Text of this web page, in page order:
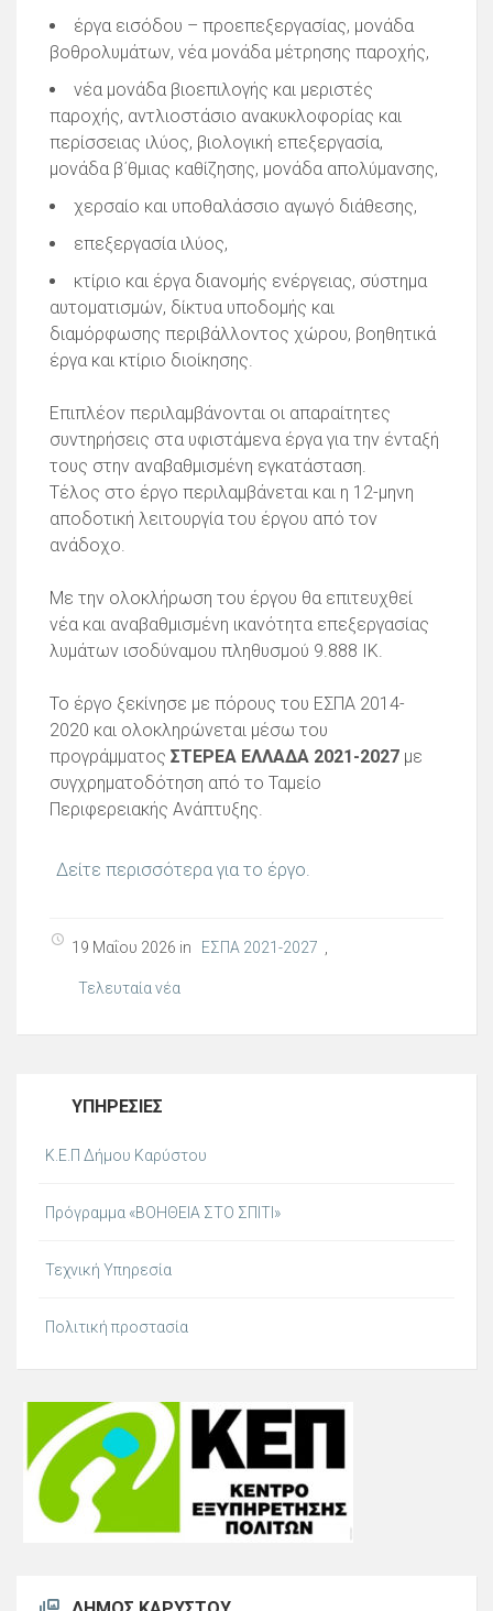
έργα εισόδου – προεπεξεργασίας, μονάδα
βοθρολυμάτων, νέα μονάδα μέτρησης παροχής,
νέα μονάδα βιοεπιλογής και μεριστές
παροχής, αντλιοστάσιο ανακυκλοφορίας και
περίσσειας ιλύος, βιολογική επεξεργασία,
μονάδα β΄θμιας καθίζησης, μονάδα απολύμανσης,
χερσαίο και υποθαλάσσιο αγωγό διάθεσης,
επεξεργασία ιλύος,
κτίριο και έργα διανομής ενέργειας, σύστημα
αυτοματισμών, δίκτυα υποδομής και
διαμόρφωσης περιβάλλοντος χώρου, βοηθητικά
έργα και κτίριο διοίκησης.
Επιπλέον περιλαμβάνονται οι απαραίτητες
συντηρήσεις στα υφιστάμενα έργα για την ένταξή
τους στην αναβαθμισμένη εγκατάσταση.
Τέλος στο έργο περιλαμβάνεται και η 12-μηνη
αποδοτική λειτουργία του έργου από τον
ανάδοχο.
Με την ολοκλήρωση του έργου θα επιτευχθεί
νέα και αναβαθμισμένη ικανότητα επεξεργασίας
λυμάτων ισοδύναμου πληθυσμού 9.888 ΙΚ.
Το έργο ξεκίνησε με πόρους του ΕΣΠΑ 2014-
2020 και ολοκληρώνεται μέσω του
προγράμματος ΣΤΕΡΕΑ ΕΛΛΑΔΑ 2021-2027 με
συγχρηματοδότηση από το Ταμείο
Περιφερειακής Ανάπτυξης.
Δείτε περισσότερα για το έργο.
19 Μαΐου 2026 in ΕΣΠΑ 2021-2027
Τελευταία νέα
ΥΠΗΡΕΣΊΕΣ
Κ.Ε.Π Δήμου Καρύστου
Πρόγραμμα «ΒΟΗΘΕΙΑ ΣΤΟ ΣΠΙΤΙ»
Τεχνική Υπηρεσία
Πολιτική προστασία